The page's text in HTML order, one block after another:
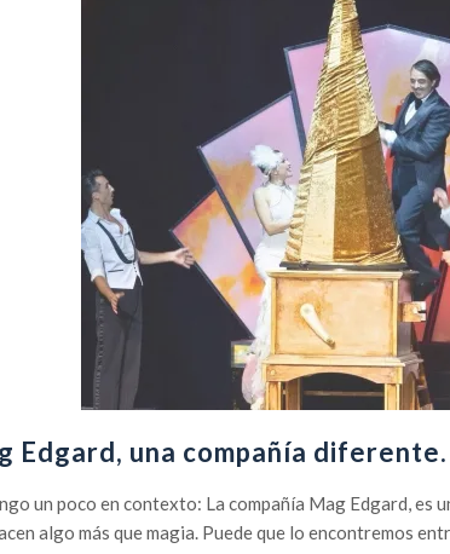
Edgard, una compañía diferente.
un poco en contexto: La compañía Mag Edgard, es
algo más que magia. Puede que lo encontremos